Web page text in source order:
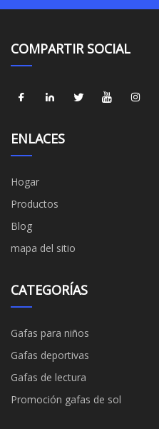
COMPARTIR SOCIAL
ENLACES
Hogar
Productos
Blog
mapa del sitio
CATEGORÍAS
Gafas para niños
Gafas deportivas
Gafas de lectura
Promoción gafas de sol